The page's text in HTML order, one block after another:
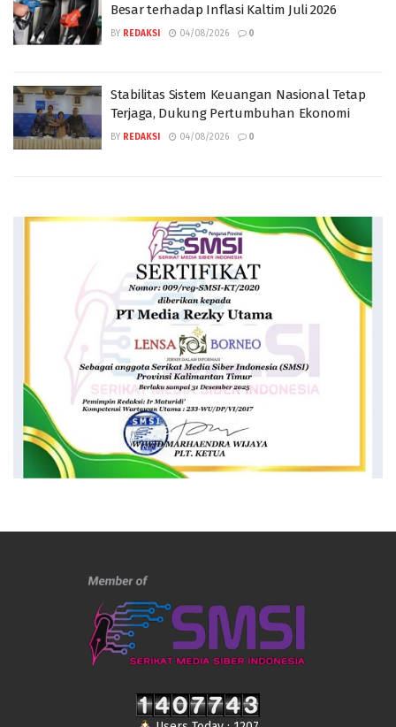
Besar terhadap Inflasi Kaltim Juli 2026
BY REDAKSI 04/08/2026 0
Stabilitas Sistem Keuangan Nasional Tetap
Terjaga, Dukung Pertumbuhan Ekonomi
BY REDAKSI 04/08/2026 0